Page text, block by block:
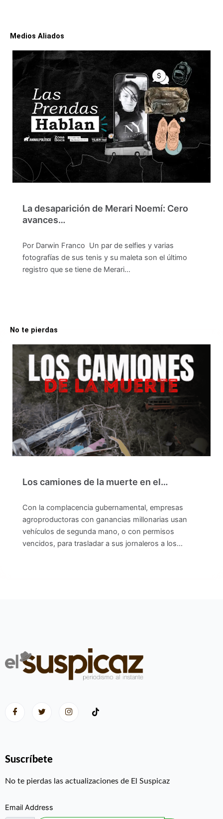
Medios Aliados
La desaparición de Merari Noemí: Cero
avances…
Por Darwin Franco Un par de selfies y varias
fotografías de sus tenis y su maleta son el último
registro que se tiene de Merari…
No te pierdas
Los camiones de la muerte en el…
Con la complacencia gubernamental, empresas
agroproductoras con ganancias millonarias usan
vehículos de segunda mano, o con permisos
vencidos, para trasladar a sus jornaleros a los…
Suscríbete
No te pierdas las actualizaciones de El Suspicaz
Email Address